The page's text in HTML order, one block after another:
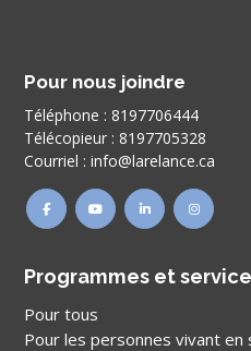
Pour nous joindre
Téléphone :8197706444
Télécopieur :8197705328
Courriel :info@larelance.ca
Programmes et
Pour tous
Pour les personnes vivant en